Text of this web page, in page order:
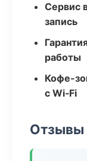
Сервис
запись
работы
Кофе-
с Wi‑Fi
Отзывы